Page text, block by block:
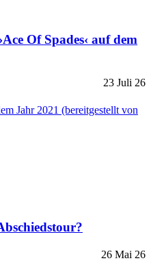
Of Spades‹ auf dem
23 Juli 26
26 Mai 26